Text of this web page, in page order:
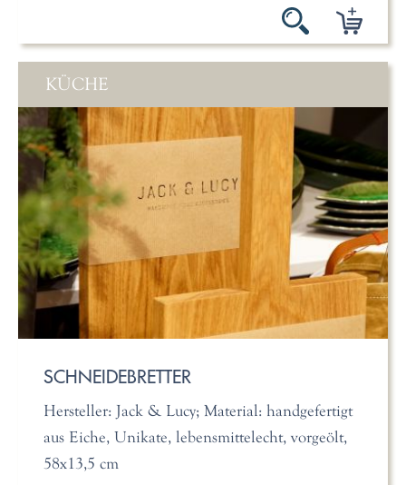
KÜCHE
SCHNEIDEBRETTER
Hersteller: Jack & Lucy; Material: handgefertigt
aus Eiche, Unikate, lebensmittelecht, vorgeölt,
58x13,5 cm